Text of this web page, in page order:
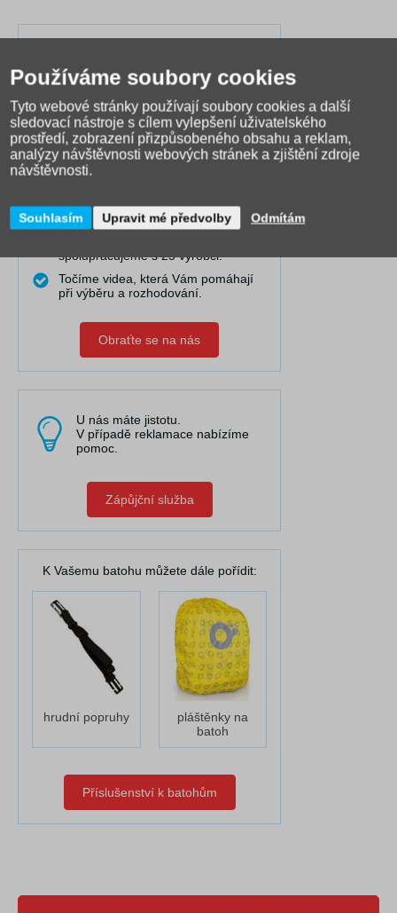
prodáváme je již 15 let.
Díky tomu VÍME, jak a komu která
taška či batoh na zádech sedí
nejlépe.
Dovedeme Vám dobře poradit i na
dálku.
naší poradny, kde řešíme nejčastější
problémy.
spolupracujeme s 25 výrobci.
Točíme videa, která Vám pomáhají
při výběru a rozhodování.
Obraťte se na nás
U nás máte jistotu.
V případě reklamace nabízíme
pomoc.
Zápůjční služba
K Vašemu batohu můžete dále pořídit:
hrudní popruhy
pláštěnky na
batoh
Příslušenství k batohům
Používáme soubory cookies
Tyto webové stránky používají soubory cookies a další
sledovací nástroje s cílem vylepšení uživatelského
prostředí, zobrazení přizpůsobeného obsahu a reklam,
analýzy návštěvnosti webových stránek a zjištění zdroje
návštěvnosti.
Souhlasím Upravit mé předvolby Odmítám